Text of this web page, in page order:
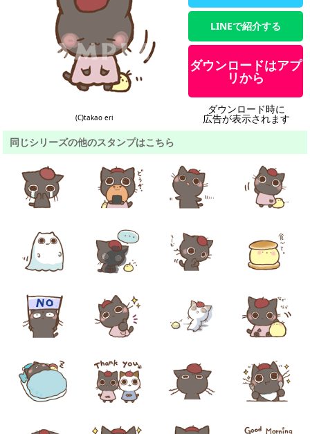
(C)takao eri
LINEで紹介する
ダウンロードはアプ
リから
ダウンロード時に
広告が表示されます
同じシリーズの他のスタンプはこちら